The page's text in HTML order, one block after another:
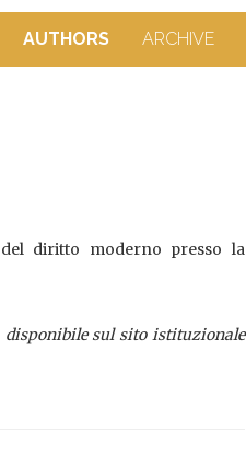
AUTHORS ARCHIVE
diritto moderno presso la
sul sito istituzionale